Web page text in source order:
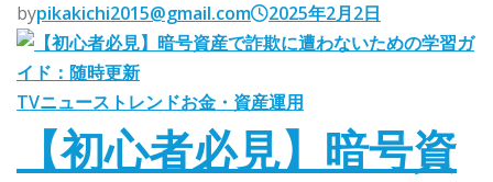
bypikakichi2015@gmail.com 2025年2月2日
TVニューストレンドお金・資産運用
【初心者必見】暗号資